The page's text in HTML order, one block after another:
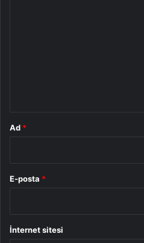
Ad *
E-posta *
İnternet sitesi